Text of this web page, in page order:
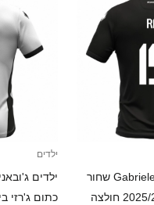
ילדים Gabriele Ricci #19 שחור
לבן הרחק ג'רזי 2025/26 חולצה
ילדים